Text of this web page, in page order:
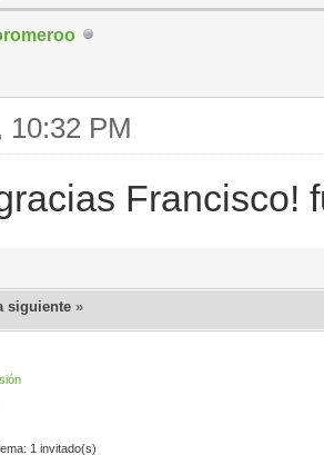
10:32 PM
Francisco!
siguiente »
1 invitado(s)